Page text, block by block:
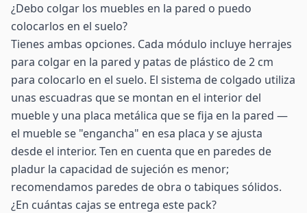
¿Debo colgar los muebles en la pared o puedo
colocarlos en el suelo?
Tienes ambas opciones. Cada módulo incluye herrajes
para colgar en la pared y patas de plástico de 2 cm
para colocarlo en el suelo. El sistema de colgado utiliza
unas escuadras que se montan en el interior del
mueble y una placa metálica que se fija en la pared —
el mueble se "engancha" en esa placa y se ajusta
desde el interior. Ten en cuenta que en paredes de
pladur la capacidad de sujeción es menor;
recomendamos paredes de obra o tabiques sólidos.
¿En cuántas cajas se entrega este pack?